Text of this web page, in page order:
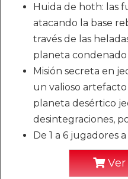
Huida de hoth: las
atacando la base
través de las
planeta condenado
Misión secreta en
un valioso
planeta desértico
desintegraciones,
De 1 a 6 jugadores
Ver